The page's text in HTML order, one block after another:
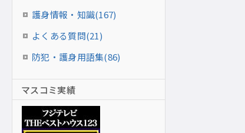
護身情報・知識(167)
よくある質問(21)
防犯・護身用語集(86)
マスコミ実績